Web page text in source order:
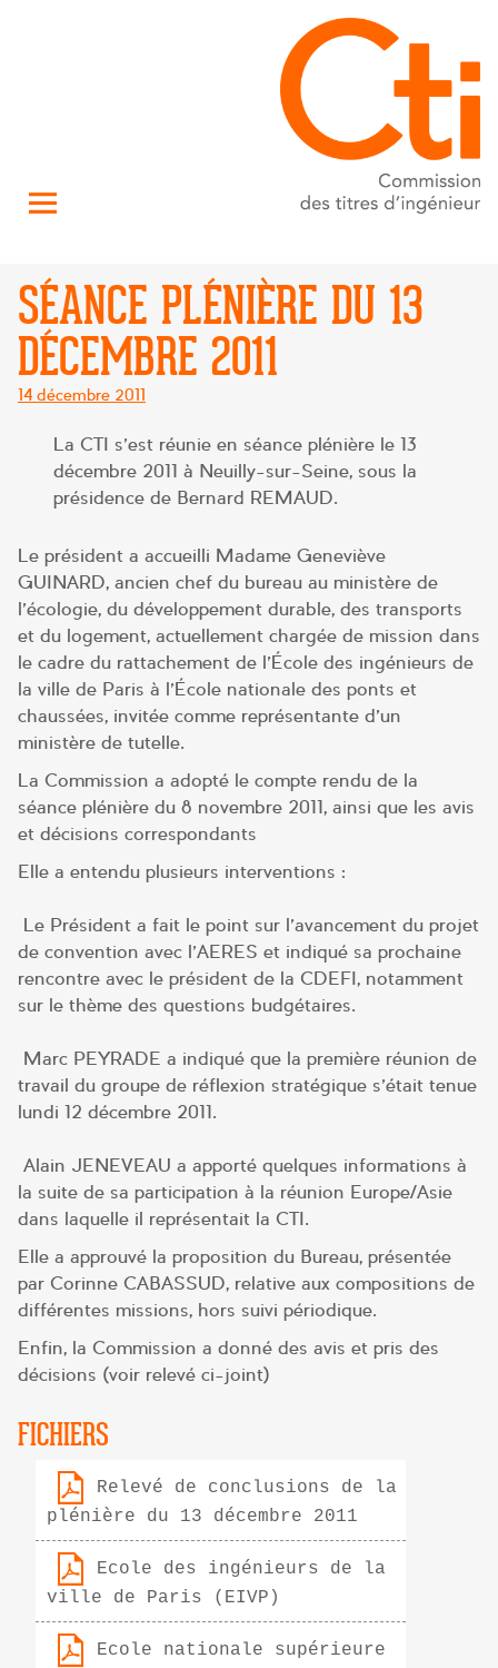
SÉANCE PLÉNIÈRE DU 13
DÉCEMBRE 2011
Posté
14 décembre 2011
La CTI s’est réunie en séance plénière le 13
décembre 2011 à Neuilly-sur-Seine, sous la
présidence de Bernard REMAUD.
Le président a accueilli Madame Geneviève
GUINARD, ancien chef du bureau au ministère de
l’écologie, du développement durable, des transports
et du logement, actuellement chargée de mission dans
le cadre du rattachement de l’École des ingénieurs de
la ville de Paris à l’École nationale des ponts et
chaussées, invitée comme représentante d’un
ministère de tutelle.
La Commission a adopté le compte rendu de la
séance plénière du 8 novembre 2011, ainsi que les avis
et décisions correspondants
Elle a entendu plusieurs interventions :
Le Président a fait le point sur l’avancement du projet
de convention avec l’AERES et indiqué sa prochaine
rencontre avec le président de la CDEFI, notamment
sur le thème des questions budgétaires.
Marc PEYRADE a indiqué que la première réunion de
travail du groupe de réflexion stratégique s’était tenue
lundi 12 décembre 2011.
Alain JENEVEAU a apporté quelques informations à
la suite de sa participation à la réunion Europe/Asie
dans laquelle il représentait la CTI.
Elle a approuvé la proposition du Bureau, présentée
par Corinne CABASSUD, relative aux compositions de
différentes missions, hors suivi périodique.
Enfin, la Commission a donné des avis et pris des
décisions (voir relevé ci-joint)
FICHIERS
Relevé de conclusions de la
plénière du 13 décembre 2011
Ecole des ingénieurs de la
ville de Paris (EIVP)
Ecole nationale supérieure